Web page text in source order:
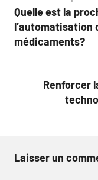
de
l’article
Quelle est la
l’automatisation
médicaments?
Renforcer
Laisser un